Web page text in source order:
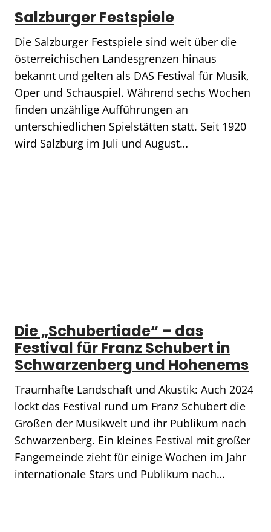
Salzburger Festspiele
Die Salzburger Festspiele sind weit über die
österreichischen Landesgrenzen hinaus
bekannt und gelten als DAS Festival für Musik,
Oper und Schauspiel. Während sechs Wochen
finden unzählige Aufführungen an
unterschiedlichen Spielstätten statt. Seit 1920
wird Salzburg im Juli und August…
Die „Schubertiade“ – das
Festival für Franz Schubert in
Schwarzenberg und Hohenems
Traumhafte Landschaft und Akustik: Auch 2024
lockt das Festival rund um Franz Schubert die
Großen der Musikwelt und ihr Publikum nach
Schwarzenberg. Ein kleines Festival mit großer
Fangemeinde zieht für einige Wochen im Jahr
internationale Stars und Publikum nach…